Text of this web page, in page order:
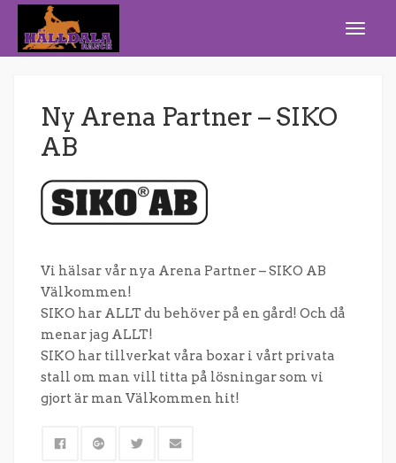
Ny Arena Partner – SIKO
AB
Vi hälsar vår nya Arena Partner – SIKO AB
Välkommen!
SIKO har ALLT du behöver på en gård! Och då
menar jag ALLT!
SIKO har tillverkat våra boxar i vårt privata
stall om man vill titta på lösningar som vi
gjort är man Välkommen hit!